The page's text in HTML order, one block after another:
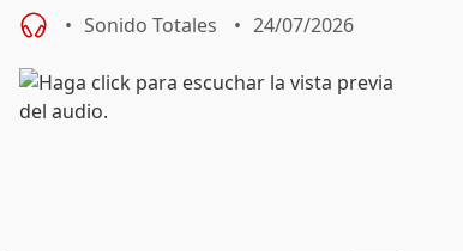
órganos como el Defensor
Sonido Totales 24/07/2026